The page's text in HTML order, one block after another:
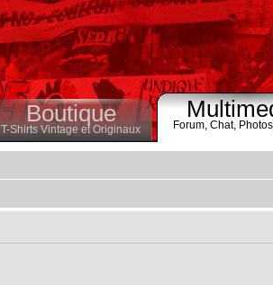
Boutique
T-Shirts Vintage et Originaux Forum, Chat,